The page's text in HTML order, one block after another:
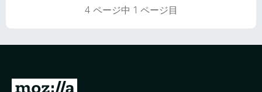
4 ページ中 1 ページ目
M